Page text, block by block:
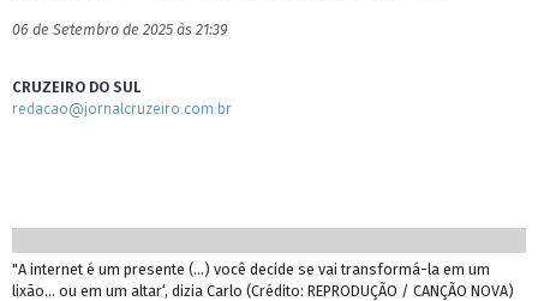
06 de Setembro de 2025 às 21:39
CRUZEIRO DO SUL
redacao@jornalcruzeiro.com.br
"A internet é um presente (...) você decide se vai transformá-la em um
lixão... ou em um altar‘, dizia Carlo (Crédito: REPRODUÇÃO / CANÇÃO NOVA)